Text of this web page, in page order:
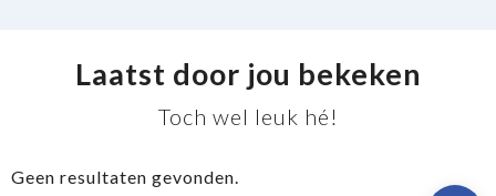
Laatst door jou bekeken
Toch wel leuk hé!
Geen resultaten gevonden.